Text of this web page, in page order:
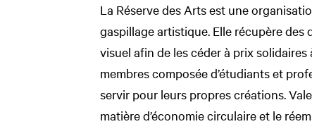
La Réserve des Arts est une
gaspillage artistique. Elle récupère des
visuel afin de les céder à prix
membres composée d’étudiants et
servir pour leurs propres créations.
matière d’économie circulaire et le